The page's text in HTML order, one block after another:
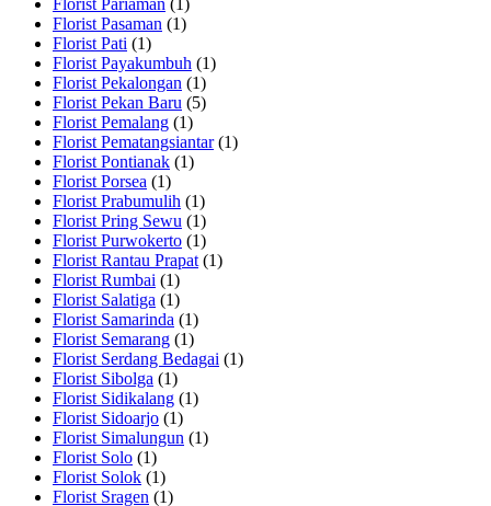
Florist Pariaman (1)
Florist Pasaman (1)
Florist Pati (1)
Florist Payakumbuh (1)
Florist Pekalongan (1)
Florist Pekan Baru (5)
Florist Pemalang (1)
Florist Pematangsiantar(1)
Florist Pontianak (1)
Florist Porsea (1)
Florist Prabumulih (1)
Florist Pring Sewu (1)
Florist Purwokerto (1)
Florist Rantau Prapat (1)
Florist Rumbai (1)
Florist Salatiga (1)
Florist Samarinda (1)
Florist Semarang (1)
Florist Serdang Bedagai (1)
Florist Sibolga (1)
Florist Sidikalang (1)
Florist Sidoarjo (1)
Florist Simalungun (1)
Florist Solo (1)
Florist Solok (1)
Florist Sragen (1)